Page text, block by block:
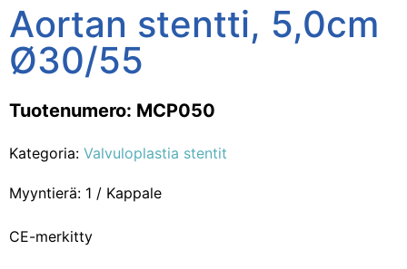
Aortan stentti, 5,0cm
Ø30/55
Tuotenumero: MCP050
Kategoria: Valvuloplastia stentit
Myyntierä: 1 / Kappale
CE-merkitty